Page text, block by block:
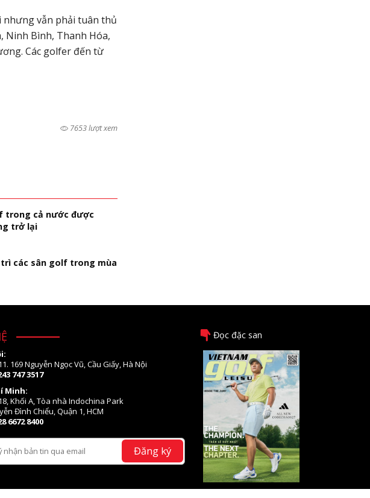
vẫn phải tuân thủ
Ninh Bình, Thanh Hóa,
Các golfer đến từ
7653 lượt xem
trong cả nước được
trở lại
các sân golf trong mùa
169 Nguyễn Ngọc Vũ, Cầu Giấy, Hà Nội
747 3517
Minh:
Khối A, Tòa nhà Indochina Park
Đình Chiểu, Quận 1, HCM
6672 8400
Đăng ký
Đọc đặc san